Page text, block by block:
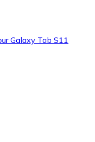
Galaxy Tab S11